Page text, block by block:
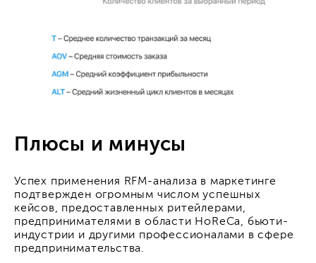
Плюсы и минусы
Успех применения RFM-анализа в маркетинге
подтвержден огромным числом успешных
кейсов, предоставленных ритейлерами,
предпринимателями в области HoReCa, бьюти-
индустрии и другими профессионалами в сфере
предпринимательства.